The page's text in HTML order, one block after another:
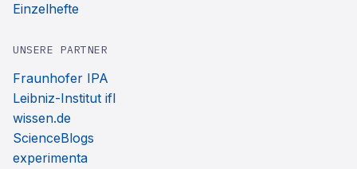
Einzelhefte
UNSERE PARTNER
Fraunhofer IPA
Leibniz-Institut ifl
wissen.de
ScienceBlogs
experimenta